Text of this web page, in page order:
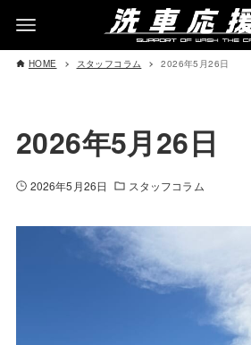
HOME スタッフコラム 2026年5月26日
2026年5月26日
2026年5月26日 スタッフコラム